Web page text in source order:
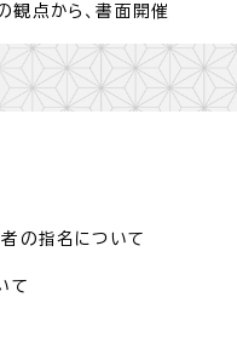
観点から、書面開催
の指名について
て